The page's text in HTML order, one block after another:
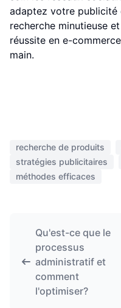
adaptez votre publicité
recherche minutieuse
réussite en e-
main.
recherche de produits
stratégies publicitaires
méthodes efficaces
Qu'est-ce que le
processus
administratif et
comment
l'optimiser?